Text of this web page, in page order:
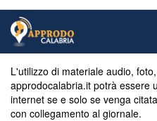
azienda a Schiavonea (Cs),
pesantemente danneggiati
segretario regionale del
condanna […]
L'utilizzo di materiale audio,
approdocalabria.it potrà essere
internet se e solo se venga
con collegamento al giornale.